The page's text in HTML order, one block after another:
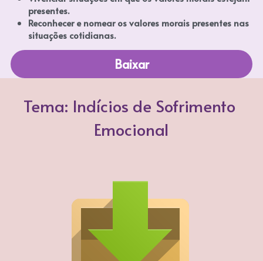
presentes.
Reconhecer e nomear os valores morais presentes nas
situações cotidianas.
Baixar
Tema: Indícios de Sofrimento
Emocional